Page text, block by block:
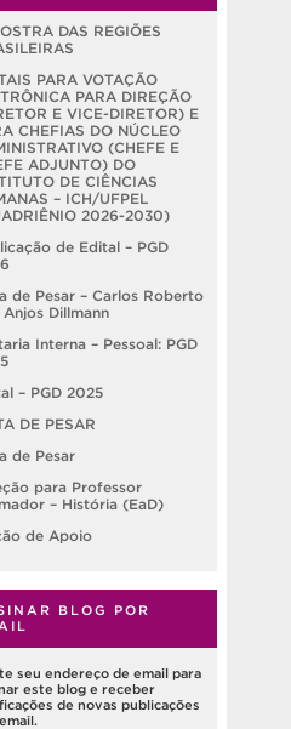
DAS REGIÕES
PARA VOTAÇÃO
PARA DIREÇÃO
E VICE-DIRETOR) E
CHEFIAS DO NÚCLEO
(CHEFE E
ADJUNTO) DO
DE CIÊNCIAS
– ICH/UFPEL
2026-2030)
de Edital – PGD
de Pesar – Carlos Roberto
Dillmann
Interna – Pessoal: PGD
– PGD 2025
DE PESAR
de Pesar
para Professor
– História (EaD)
de Apoio
BLOG POR
seu endereço de email para
este blog e receber
de novas publicações